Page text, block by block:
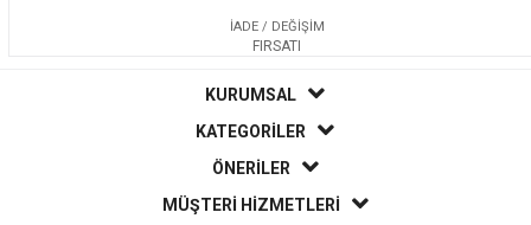
İADE / DEĞİŞİM
FIRSATI
KURUMSAL
KATEGORİLER
ÖNERİLER
MÜŞTERİ HİZMETLERİ